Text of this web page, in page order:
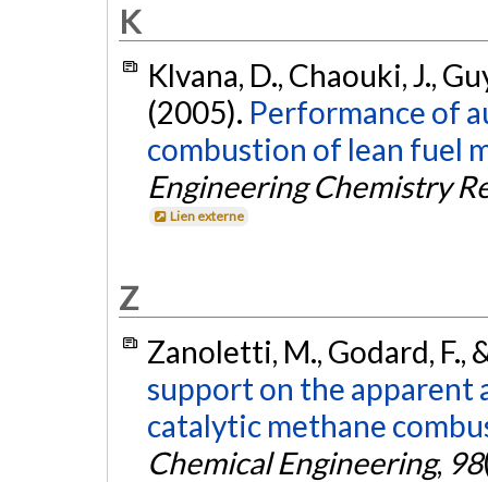
K
Klvana, D., Chaouki, J.,
(2005). Performance of
combustion of lean fuel
Engineering Chemistry
Lien externe
Z
Zanoletti, M., Godard, F.,
support on the apparent
catalytic methane
Chemical Engineering, 98